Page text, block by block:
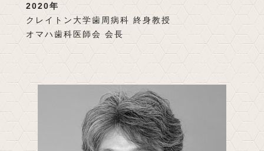
2020年
クレイトン大学歯周病科 終身教授
オマハ歯科医師会 会長